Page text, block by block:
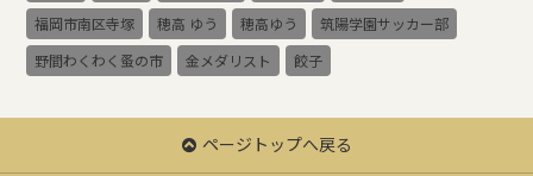
福岡市南区寺塚
穂高 ゆう 穂高ゆう
筑陽学園サッカー部
野間わくわく蚤の市
金メダリスト 餃子
ページトップへ戻る